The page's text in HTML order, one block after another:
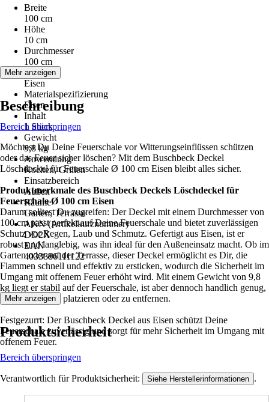
Breite
100 cm
Höhe
10 cm
Durchmesser
100 cm
Material
Eisen
Materialspezifizierung
Eisen
Inhalt
1 Stück
Gewicht
9,8 kg
Anwendung
Kochen, Grillen
Einsatzbereich
Außen
Räume
Garten, Terrasse
AKN (Artikelkurznummer)
DD2X
EAN
4033886111122
Mehr anzeigen
Beschreibung
Bereich überspringen
Möchtest Du Deine Feuerschale vor Witterungseinflüssen schützen
oder das Feuer sicher löschen? Mit dem Buschbeck Deckel
Löschdeckel für Feuerschale Ø 100 cm Eisen bleibt alles sicher.
Produktmerkmale des Buschbeck Deckels Löschdeckel für
Feuerschale Ø 100 cm Eisen
Darum solltest Du zugreifen: Der Deckel mit einem Durchmesser von
100 cm passt perfekt auf Deine Feuerschale und bietet zuverlässigen
Schutz vor Regen, Laub und Schmutz. Gefertigt aus Eisen, ist er
robust und langlebig, was ihn ideal für den Außeneinsatz macht. Ob im
Garten oder auf der Terrasse, dieser Deckel ermöglicht es Dir, die
Flammen schnell und effektiv zu ersticken, wodurch die Sicherheit im
Umgang mit offenem Feuer erhöht wird. Mit einem Gewicht von 9,8
kg liegt er stabil auf der Feuerschale, ist aber dennoch handlich genug,
um ihn leicht zu platzieren oder zu entfernen.
Festgezurrt: Der Buschbeck Deckel aus Eisen schützt Deine
Feuerschale zuverlässig und sorgt für mehr Sicherheit im Umgang mit
offenem Feuer.
Mehr anzeigen
Produktsicherheit
Bereich überspringen
Verantwortlich für Produktsicherheit: Siehe Herstellerinformationen .